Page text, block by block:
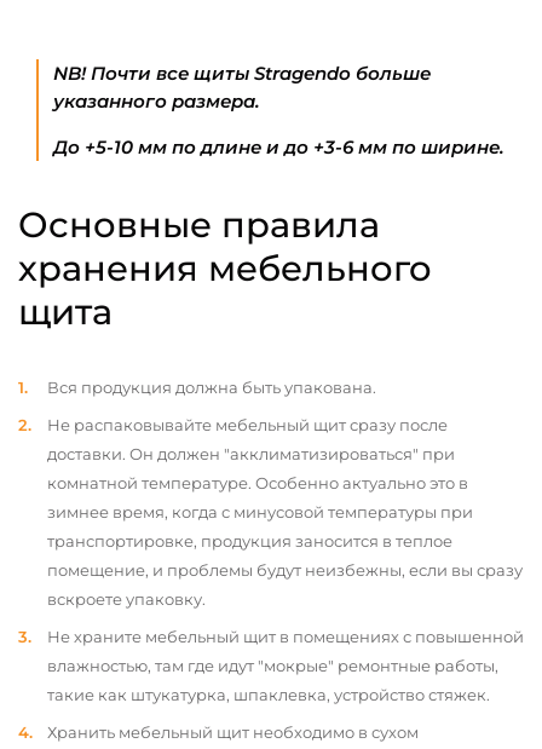
NB! Почти все щиты Stragendo больше
указанного размера.
До +5-10 мм по длине и до +3-6 мм по ширине.
Основные правила
хранения мебельного
щита
Вся продукция должна быть упакована.
Не распаковывайте мебельный щит сразу после
доставки. Он должен "акклиматизироваться" при
комнатной температуре. Особенно актуально это в
зимнее время, когда с минусовой температуры при
транспортировке, продукция заносится в теплое
помещение, и проблемы будут неизбежны, если вы сразу
вскроете упаковку.
Не храните мебельный щит в помещениях с повышенной
влажностью, там где идут "мокрые" ремонтные работы,
такие как штукатурка, шпаклевка, устройство стяжек.
Хранить мебельный щит необходимо в сухом